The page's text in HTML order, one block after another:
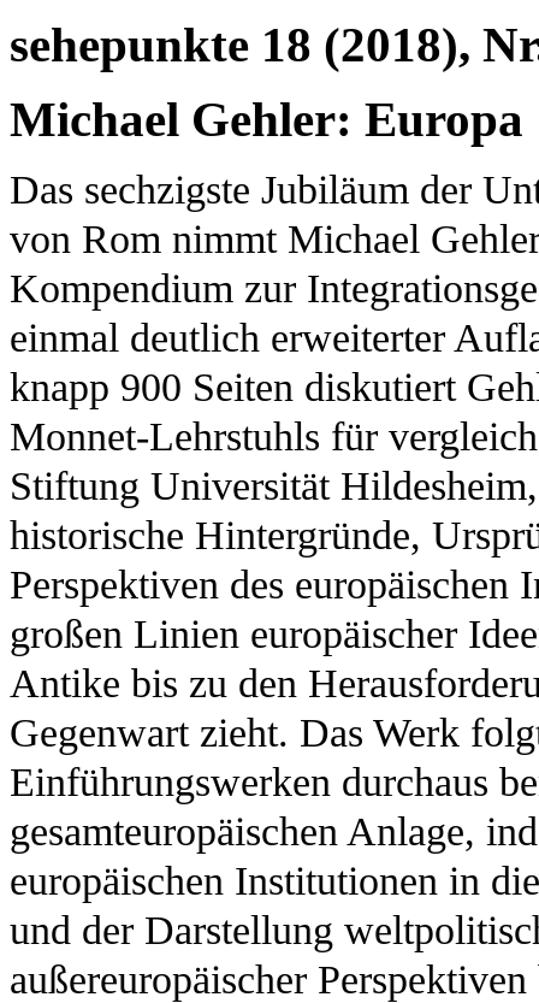
sehepunkte 18 (2018),
Michael Gehler: Europa
Das sechzigste Jubiläum der
von Rom nimmt Michael
Kompendium zur
einmal deutlich erweiterter
knapp 900 Seiten diskutiert
Monnet-Lehrstuhls für
Stiftung Universität
historische Hintergründe,
Perspektiven des europäischen
großen Linien europäischer
Antike bis zu den
Gegenwart zieht. Das Werk
Einführungswerken durchaus
gesamteuropäischen Anlage,
europäischen Institutionen in
und der Darstellung
außereuropäischer